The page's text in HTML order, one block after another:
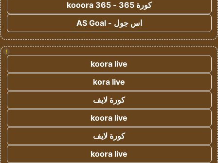
كورة 365 - kooora 365
اس جول - AS Goal
!
koora live
kora live
كورة لايف
koora live
كورة لايف
koora live